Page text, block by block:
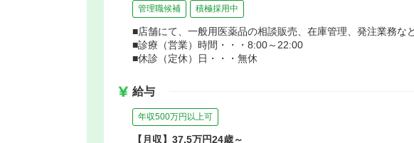
管理職候補 積極採用中
■店舗にて、一般用医薬品の相談販売、在庫管理、発注業務な
■診療（営業）時間・・・8:00～22:00
■休診（定休）日・・・無休
給与
年収500万円以上可
【月収】37.5万円24歳～